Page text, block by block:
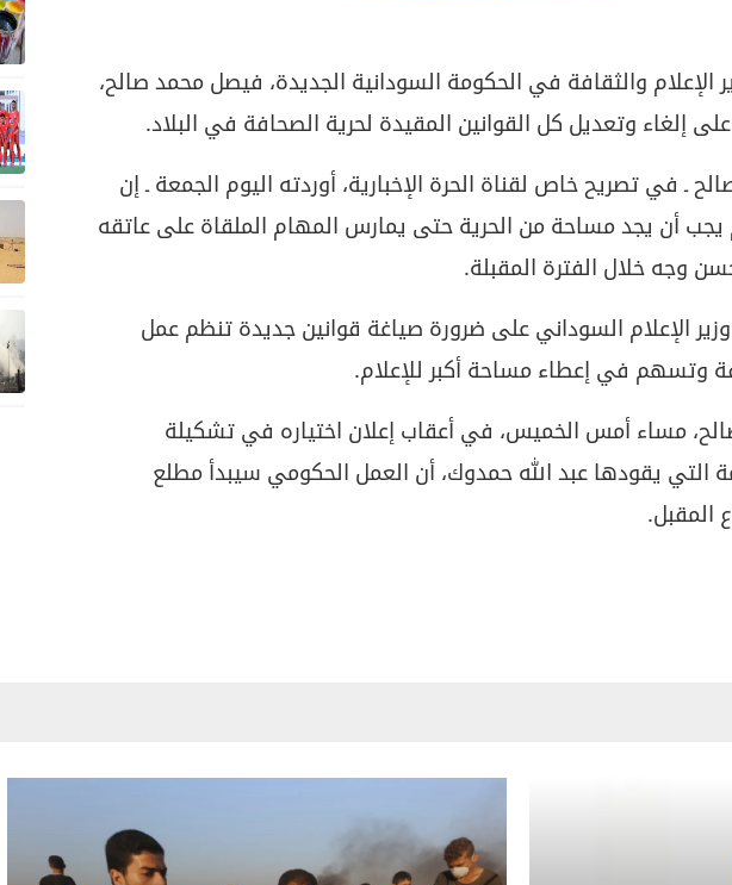
الإعلام والثقافة في الحكومة السودانية الجديدة، فيصل محمد صالح،
على إلغاء وتعديل كل القوانين المقيدة لحرية الصحافة في البلاد.
ـ في تصريح خاص لقناة الحرة الإخبارية، أوردته اليوم الجمعة ـ إن
يجب أن يجد مساحة من الحرية حتى يمارس المهام الملقاة على عاتقه
وجه خلال الفترة المقبلة.
الإعلام السوداني على ضرورة صياغة قوانين جديدة تنظم عمل
وتسهم في إعطاء مساحة أكبر للإعلام.
مساء أمس الخميس، في أعقاب إعلان اختياره في تشكيلة
التي يقودها عبد الله حمدوك، أن العمل الحكومي سيبدأ مطلع
المقبل.